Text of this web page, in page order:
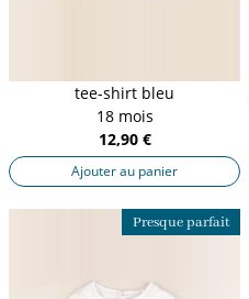
tee-shirt bleu
18 mois
12,90 €
Ajouter au panier
Presque parfait